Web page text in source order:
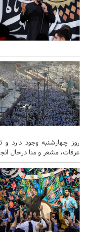
روز چهارشنبه وجود دارد و
عرفات، مشعر و منا درحال